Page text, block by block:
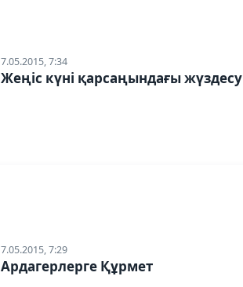
7.05.2015, 7:34
Жеңіс күні қарсаңындағы жүздесу
7.05.2015, 7:29
Ардагерлерге Құрмет